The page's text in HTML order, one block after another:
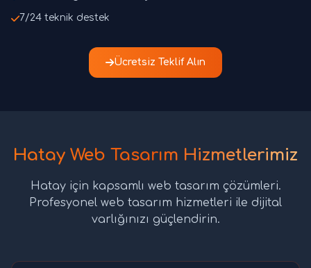
7/24 teknik destek
Ücretsiz Teklif Alın
Hatay Web Tasarım Hizmetlerimiz
Hatay için kapsamlı web tasarım çözümleri.
Profesyonel web tasarım hizmetleri ile dijital
varlığınızı güçlendirin.